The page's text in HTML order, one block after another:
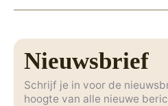
Nieuwsbrief
Schrijf je in voor de
hoogte van alle nieuwe